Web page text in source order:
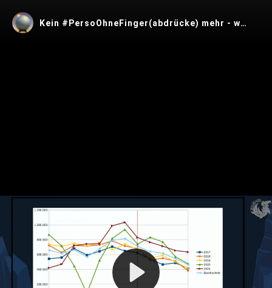
Play
Video
Kein #PersoOhneFinger(abdrücke) mehr - was tun?